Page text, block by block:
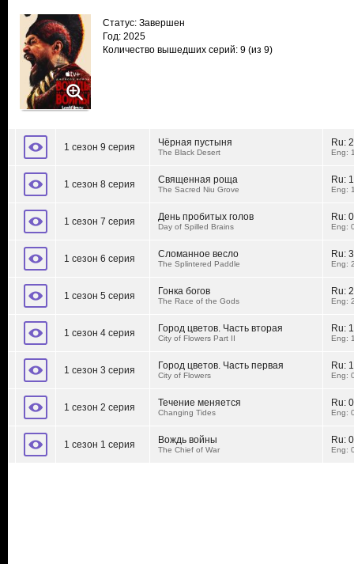
Статус: Завершен
Год: 2025
Количество вышедших серий: 9 (из 9)
1 сезон 9 серия Чёрная пустыня
The Black Desert
Ru:
Eng:
1 сезон 8 серия Священная роща
The Sacred Niu Grove
Ru:
Eng:
1 сезон 7 серия День пробитых голов
Day of Spilled Brains
Ru:
Eng:
1 сезон 6 серия Сломанное весло
The Splintered Paddle
Ru:
Eng:
1 сезон 5 серия Гонка богов
The Race of the Gods
Ru:
Eng:
1 сезон 4 серия Город цветов. Часть вторая
City of Flowers Part II
Ru:
Eng:
1 сезон 3 серия Город цветов. Часть первая
City of Flowers
Ru:
Eng:
1 сезон 2 серия Течение меняется
Changing Tides
Ru:
Eng:
1 сезон 1 серия Вождь войны
The Chief of War
Ru:
Eng: